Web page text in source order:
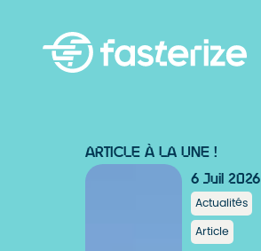
ARTICLE À LA UNE !
6 Juil 2026
Actualités
Article